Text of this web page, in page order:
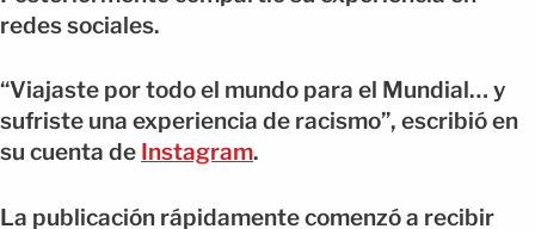
redes sociales.
“Viajaste por todo el mundo para el Mundial… y
sufriste una experiencia de racismo”, escribió en
su cuenta de Instagram.
La publicación rápidamente comenzó a recibir